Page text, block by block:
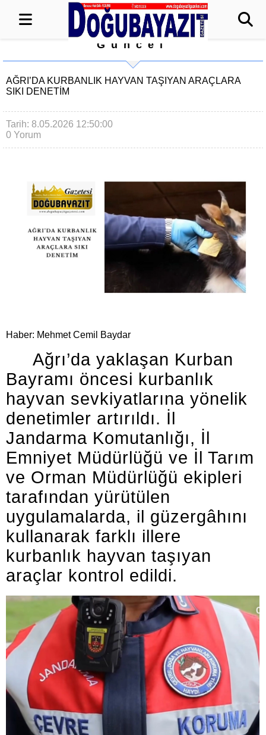
Güncel
AĞRI’DA KURBANLIK HAYVAN TAŞIYAN ARAÇLARA
SIKI DENETİM
Tarih: 8.05.2026 12:50:00
0 Yorum
Haber: Mehmet Cemil Baydar
Ağrı’da yaklaşan Kurban
Bayramı öncesi kurbanlık
hayvan sevkiyatlarına yönelik
denetimler artırıldı. İl
Jandarma Komutanlığı, İl
Emniyet Müdürlüğü ve İl Tarım
ve Orman Müdürlüğü ekipleri
tarafından yürütülen
uygulamalarda, il güzergâhını
kullanarak farklı illere
kurbanlık hayvan taşıyan
araçlar kontrol edildi.